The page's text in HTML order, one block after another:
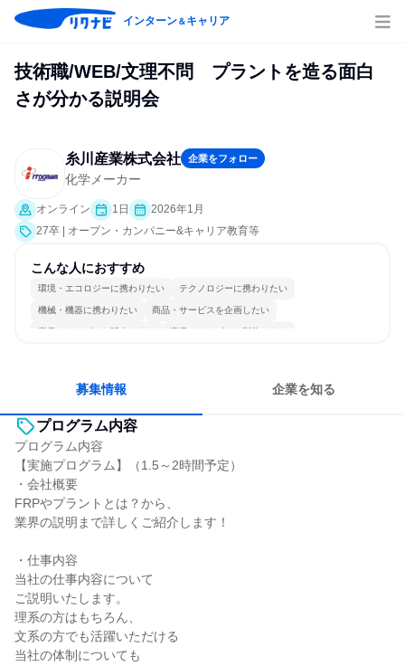
インターン＆キャリア
技術職/WEB/文理不問 プラントを造る面白
さが分かる説明会
糸川産業株式会社 企業をフォロー
化学メーカー
オンライン 1日
2026年1月
27卒 | オープン・カンパニー&キャリア教育等
こんな人におすすめ
環境・エコロジーに携わりたい テクノロジーに携わりたい
機械・機器に携わりたい 商品・サービスを企画したい
商品・サービスを販売したい 商品・サービスを製作したい
募集情報 企業を知る
プログラム内容
プログラム内容
【実施プログラム】（1.5～2時間予定）
・会社概要
FRPやプラントとは？から、
業界の説明まで詳しくご紹介します！
・仕事内容
当社の仕事内容について
ご説明いたします。
理系の方はもちろん、
文系の方でも活躍いただける
当社の体制についても